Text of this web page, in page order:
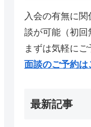
入会の有無に
談が可能（初回
まずは気軽に
面談のご予約は
最新記事